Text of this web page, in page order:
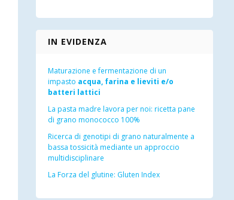
IN EVIDENZA
Maturazione e fermentazione di un
impasto acqua, farina e lieviti e/o
batteri lattici
La pasta madre lavora per noi: ricetta pane
di grano monococco 100%
Ricerca di genotipi di grano naturalmente a
bassa tossicità mediante un approccio
multidisciplinare
La Forza del glutine: Gluten Index